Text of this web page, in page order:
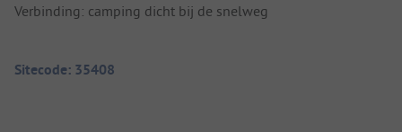
Verbinding: camping dicht bij de snelweg
Sitecode: 35408